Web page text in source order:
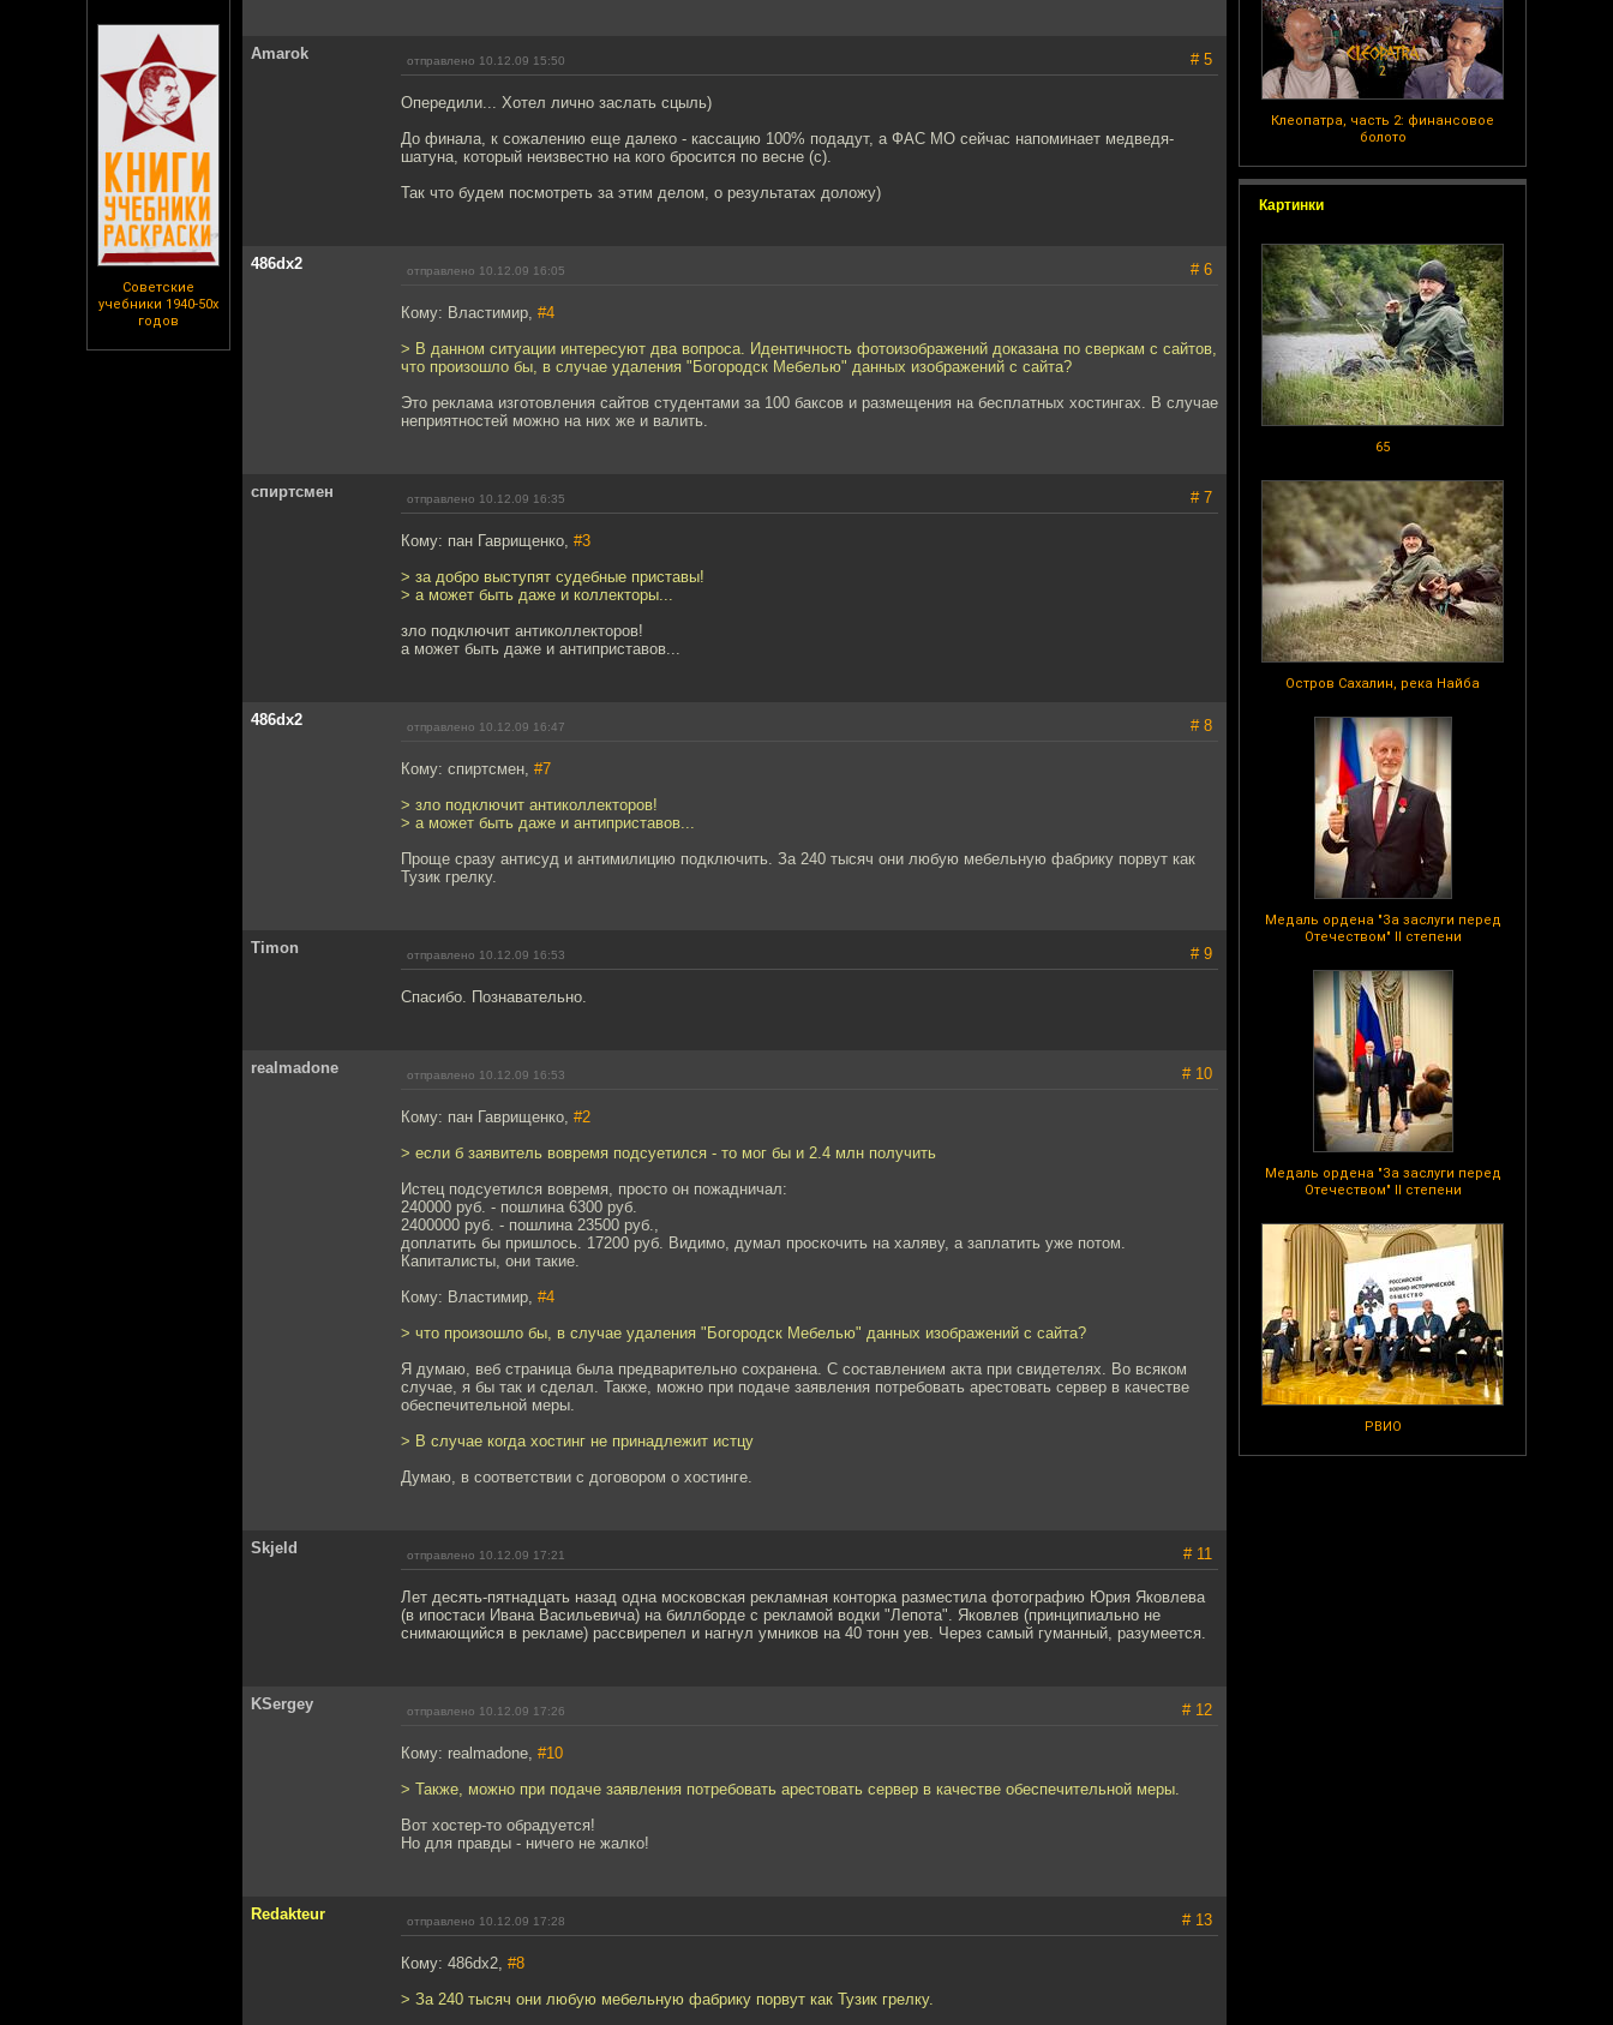
Советские
учебники 1940-50х
годов
Клеопатра, часть 2: финансовое
болото
Картинки
65
Остров Сахалин, река Найба
Медаль ордена "За заслуги перед
Отечеством" II степени
Медаль ордена "За заслуги перед
Отечеством" II степени
РВИО
Amarok отправлено 10.12.09 15:50 # 5
Опередили... Хотел лично заслать сцыль)
До финала, к сожалению еще далеко - кассацию 100% подадут, а ФАС МО сейчас напоминает медведя-
шатуна, который неизвестно на кого бросится по весне (с).
Так что будем посмотреть за этим делом, о результатах доложу)
486dx2 отправлено 10.12.09 16:05 # 6
Кому: Властимир, #4
> В данном ситуации интересуют два вопроса. Идентичность фотоизображений доказана по сверкам с сайтов,
что произошло бы, в случае удаления "Богородск Мебелью" данных изображений с сайта?
Это реклама изготовления сайтов студентами за 100 баксов и размещения на бесплатных хостингах. В случае
неприятностей можно на них же и валить.
спиртсмен отправлено 10.12.09 16:35 # 7
Кому: пан Гаврищенко, #3
> за добро выступят судебные приставы!
> а может быть даже и коллекторы...
зло подключит антиколлекторов!
а может быть даже и антиприставов...
486dx2 отправлено 10.12.09 16:47 # 8
Кому: спиртсмен, #7
> зло подключит антиколлекторов!
> а может быть даже и антиприставов...
Проще сразу антисуд и антимилицию подключить. За 240 тысяч они любую мебельную фабрику порвут как
Тузик грелку.
Timon отправлено 10.12.09 16:53 # 9
Спасибо. Познавательно.
realmadone отправлено 10.12.09 16:53 # 10
Кому: пан Гаврищенко, #2
> если б заявитель вовремя подсуетился - то мог бы и 2.4 млн получить
Истец подсуетился вовремя, просто он пожадничал:
240000 руб. - пошлина 6300 руб.
2400000 руб. - пошлина 23500 руб.,
доплатить бы пришлось. 17200 руб. Видимо, думал проскочить на халяву, а заплатить уже потом.
Капиталисты, они такие.
Кому: Властимир, #4
> что произошло бы, в случае удаления "Богородск Мебелью" данных изображений с сайта?
Я думаю, веб страница была предварительно сохранена. С составлением акта при свидетелях. Во всяком
случае, я бы так и сделал. Также, можно при подаче заявления потребовать арестовать сервер в качестве
обеспечительной меры.
> В случае когда хостинг не принадлежит истцу
Думаю, в соответствии с договором о хостинге.
Skjeld отправлено 10.12.09 17:21 # 11
Лет десять-пятнадцать назад одна московская рекламная конторка разместила фотографию Юрия Яковлева
(в ипостаси Ивана Васильевича) на биллборде с рекламой водки "Лепота". Яковлев (принципиально не
снимающийся в рекламе) рассвирепел и нагнул умников на 40 тонн уев. Через самый гуманный, разумеется.
KSergey отправлено 10.12.09 17:26 # 12
Кому: realmadone, #10
> Также, можно при подаче заявления потребовать арестовать сервер в качестве обеспечительной меры.
Вот хостер-то обрадуется!
Но для правды - ничего не жалко!
Redakteur отправлено 10.12.09 17:28 # 13
Кому: 486dx2, #8
> За 240 тысяч они любую мебельную фабрику порвут как Тузик грелку.